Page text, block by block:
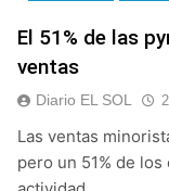
El 51% de las
ventas
Diario EL SOL
Las ventas
pero un 51% de